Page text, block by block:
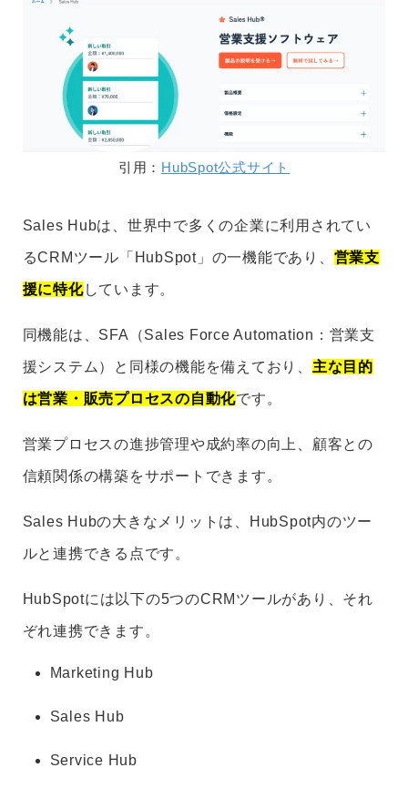
引用： HubSpot公式サイト
Sales Hubは、世界中で多くの企業に利用されてい
るCRMツール「HubSpot」の一機能であり、 営業支
援に特化しています。
同機能は、SFA（Sales Force Automation：営業支
援システム）と同様の機能を備えており、 主な目的
は営業・販売プロセスの自動化です。
営業プロセスの進捗管理や成約率の向上、顧客との
信頼関係の構築をサポートできます。
Sales Hubの大きなメリットは、HubSpot内のツー
ルと連携できる点です。
HubSpotには以下の5つのCRMツールがあり、それ
ぞれ連携できます。
Marketing Hub
Sales Hub
Service Hub